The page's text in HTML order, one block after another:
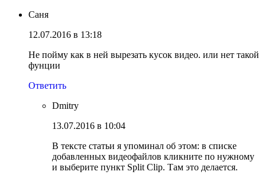
Саня
12.07.2016 в 13:18
Не пойму как в ней вырезать кусок видео. или нет такой
фунции
Ответить
Dmitry
13.07.2016 в 10:04
В тексте статьи я упоминал об этом: в списке
добавленных видеофайлов кликните по нужному
и выберите пункт Split Clip. Там это делается.